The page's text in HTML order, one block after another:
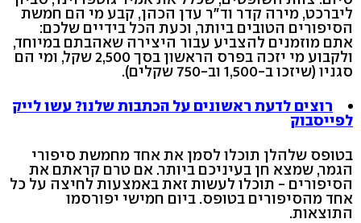
ליברכט, מירה קדר וד"ר עדן הכהן, קבע מי הם חמשת
הסיפורים הטובים ביותר, וכעת הכל בידיים שלכם:
אתם מוזמנים להצביע עבור היצירה שאהבתם במיוחד,
ולקבוע מי יזכה בפרס הראשון בסך 2,500 שקל, ומי הם
סגניו (שיזכו ב-1,500 וב-750 שקלים).
רוצים לדעת ראשונים על הכתבות שלנו? עשו לייק
לפייסבוק
בטופס שלהלן תוכלו לסמן את אחד מחמשת סיפורי
הגמר, שמצא חן בעיניכם ביותר. אם טרם קראתם את
הסיפורים - תוכלו לעשות זאת באמצעות לחיצה על כל
אחד מהסיפורים בטופס. ביום חמישי יפורסמו
התוצאות.